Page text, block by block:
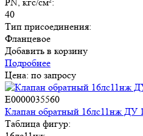
40
Тип присоединения:
Фланцевое
Добавить в корзину
Подробнее
Цена: по запросу
E0000035560
Клапан обратный 16лс11нж
Таблица фигур: